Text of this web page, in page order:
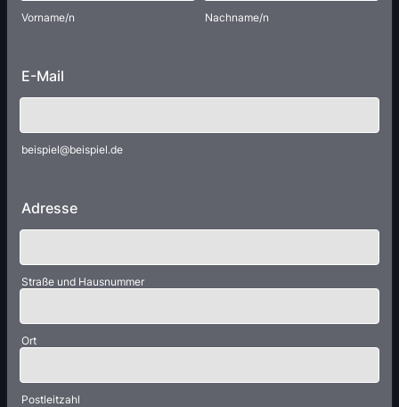
Vorname/n Nachname/n
E-Mail
beispiel@beispiel.de
Adresse
Straße und Hausnummer
Ort
Postleitzahl